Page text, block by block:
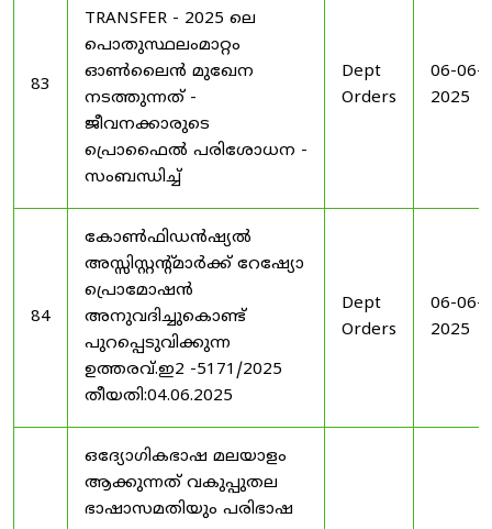
83
TRANSFER - 2025 ലെ
പൊതുസ്ഥലംമാറ്റം
ഓൺലൈൻ മുഖേന
നടത്തുന്നത് -
ജീവനക്കാരുടെ
പ്രൊഫൈൽ പരിശോധന -
സംബന്ധിച്ച്
Dept
Orders
06-06-
2025
84
കോൺഫിഡൻഷ്യൽ
അസ്സിസ്റ്റന്റ്മാർക്ക് റേഷ്യോ
പ്രൊമോഷൻ
അനുവദിച്ചുകൊണ്ട്
പുറപ്പെടുവിക്കുന്ന
ഉത്തരവ്.ഇ2 -5171/2025
തീയതി:04.06.2025
Dept
Orders
06-06-
2025
ഒദ്യോഗികഭാഷ മലയാളം
ആക്കുന്നത് വകുപ്പുതല
ഭാഷാസമതിയും പരിഭാഷ